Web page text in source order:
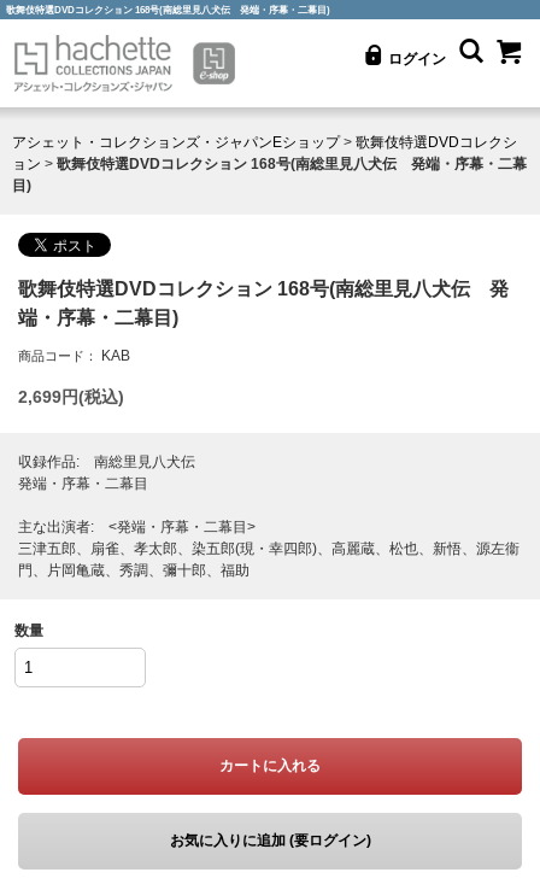
歌舞伎特選DVDコレクション 168号(南総里見八犬伝 発端・序幕・二幕目)
ログイン
アシェット・コレクションズ・ジャパンEショップ> 歌舞伎特選DVDコレクシ
ョン > 歌舞伎特選DVDコレクション 168号(南総里見八犬伝 発端・序幕・二幕
目)
歌舞伎特選DVDコレクション 168号(南総里見八犬伝 発
端・序幕・二幕目)
商品コード： KAB
2,699円(税込)
収録作品: 南総里見八犬伝
発端・序幕・二幕目
主な出演者: <発端・序幕・二幕目>
三津五郎、扇雀、孝太郎、染五郎(現・幸四郎)、高麗蔵、松也、新悟、源左衞
門、片岡亀蔵、秀調、彌十郎、福助
数量
カートに入れる
お気に入りに追加 (要ログイン)